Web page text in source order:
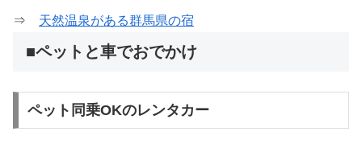
⇒ 天然温泉がある群馬県の宿
■ペットと車でおでかけ
ペット同乗OKのレンタカー